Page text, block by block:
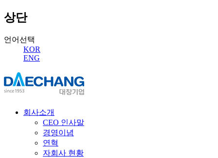
상단
언어선택
KOR
ENG
회사소개
CEO 인사말
경영이념
연혁
자회사 현황